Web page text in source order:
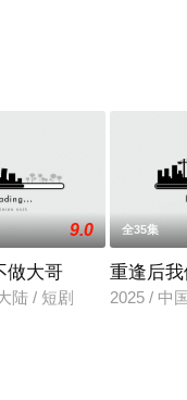
完整版电视剧全集
9.0
做大哥
陆 / 短剧
全35集
重逢后
2025 / 中